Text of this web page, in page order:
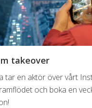
takeover
tar en aktör över vårt
och boka en